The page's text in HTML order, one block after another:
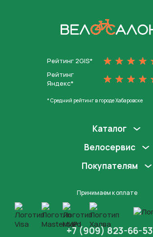
Рейтинг 2GIS*
Рейтинг
Яндекс*
* Средний рейтинг в городе Хабаровске
Каталог
Велосервис
Покупателям
Принимаем к оплате
+7 (909) 823-66-53